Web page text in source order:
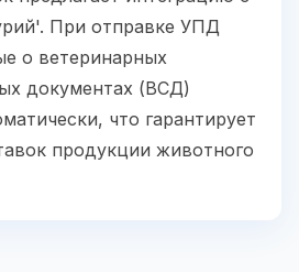
При отправке УПД
о ветеринарных
документах (ВСД)
что гарантирует
продукции животного